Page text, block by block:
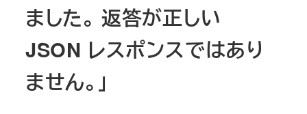
ました。 返答が正しい
JSON レスポンスではあり
ません。」